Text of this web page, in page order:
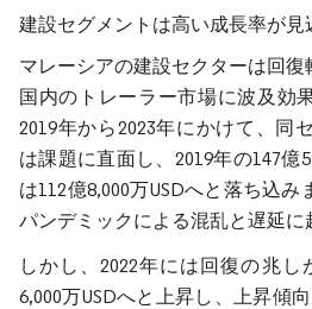
建設セグメントは高い成長率が見
マレーシアの建設セクターは回
国内のトレーラー市場に波及効
2019年から2023年にかけて、同
は課題に直面し、2019年の147億
は112億8,000万USDへと落ち込
パンデミックによる混乱と遅延に
しかし、2022年には回復の兆し
6,000万USDへと上昇し、上昇傾